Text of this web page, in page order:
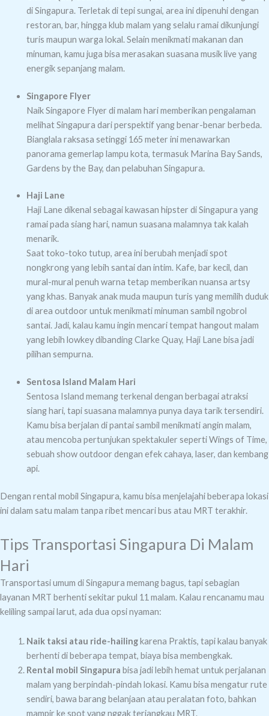
di Singapura. Terletak di tepi sungai, area ini dipenuhi dengan
restoran, bar, hingga klub malam yang selalu ramai dikunjungi
turis maupun warga lokal. Selain menikmati makanan dan
minuman, kamu juga bisa merasakan suasana musik live yang
energik sepanjang malam.
Singapore Flyer
Naik Singapore Flyer di malam hari memberikan pengalaman
melihat Singapura dari perspektif yang benar-benar berbeda.
Bianglala raksasa setinggi 165 meter ini menawarkan
panorama gemerlap lampu kota, termasuk Marina Bay Sands,
Gardens by the Bay, dan pelabuhan Singapura.
Haji Lane
Haji Lane dikenal sebagai kawasan hipster di Singapura yang
ramai pada siang hari, namun suasana malamnya tak kalah
menarik.
Saat toko-toko tutup, area ini berubah menjadi spot
nongkrong yang lebih santai dan intim. Kafe, bar kecil, dan
mural-mural penuh warna tetap memberikan nuansa artsy
yang khas. Banyak anak muda maupun turis yang memilih duduk
di area outdoor untuk menikmati minuman sambil ngobrol
santai. Jadi, kalau kamu ingin mencari tempat hangout malam
yang lebih lowkey dibanding Clarke Quay, Haji Lane bisa jadi
pilihan sempurna.
Sentosa Island Malam Hari
Sentosa Island memang terkenal dengan berbagai atraksi
siang hari, tapi suasana malamnya punya daya tarik tersendiri.
Kamu bisa berjalan di pantai sambil menikmati angin malam,
atau mencoba pertunjukan spektakuler seperti Wings of Time,
sebuah show outdoor dengan efek cahaya, laser, dan kembang
api.
Dengan rental mobil Singapura, kamu bisa menjelajahi beberapa lokasi
ini dalam satu malam tanpa ribet mencari bus atau MRT terakhir.
Tips Transportasi Singapura Di Malam
Hari
Transportasi umum di Singapura memang bagus, tapi sebagian
layanan MRT berhenti sekitar pukul 11 malam. Kalau rencanamu mau
keliling sampai larut, ada dua opsi nyaman:
Naik taksi atau ride-hailingkarena Praktis, tapi kalau banyak
berhenti di beberapa tempat, biaya bisa membengkak.
Rental mobil Singapura bisa jadi lebih hemat untuk perjalanan
malam yang berpindah-pindah lokasi. Kamu bisa mengatur rute
sendiri, bawa barang belanjaan atau peralatan foto, bahkan
mampir ke spot yang nggak terjangkau MRT.